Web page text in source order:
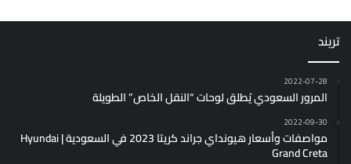
تريند
2022-07-28
المرور السعودي يُطلق لوحات “النقل الخاص” الطويلة
2022-09-30
مواصفات وأسعار هيونداي جراند كريتا 2023 في السعودية | Hyundai
Grand Creta